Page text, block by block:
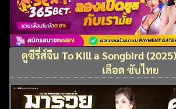
ดูซีรี่ส์จีน To Kill a Songbird
เลือด ซับไทย